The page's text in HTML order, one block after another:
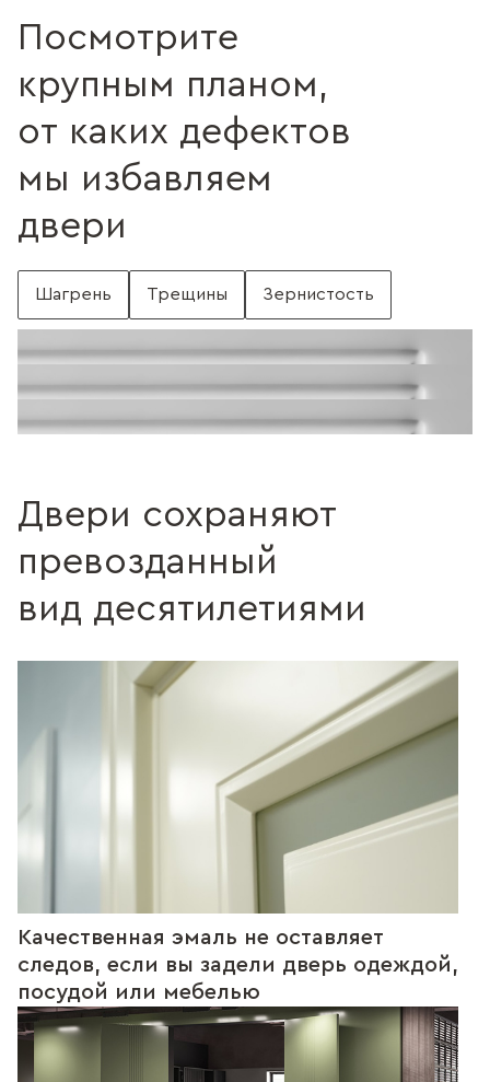
Посмотрите
крупным планом,
от каких дефектов
мы избавляем
двери
Шагрень Трещины Зернистость
Поверхность без шагрени
Без трещин
Без зернистости
Двери сохраняют
превозданный
вид десятилетиями
Качественная эмаль не оставляет
следов, если вы задели дверь одеждой,
посудой или мебелью